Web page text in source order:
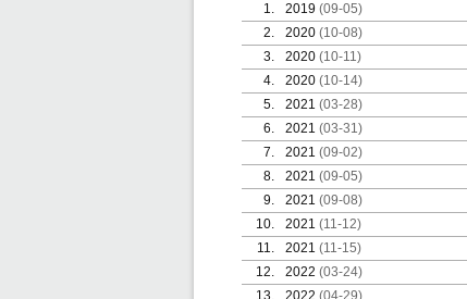
1.
2019 (09-05)
2.
2020 (10-08)
3.
2020 (10-11)
4.
2020 (10-14)
5.
2021 (03-28)
6.
2021 (03-31)
7.
2021 (09-02)
8.
2021 (09-05)
9.
2021 (09-08)
10.
2021 (11-12)
11.
2021 (11-15)
12.
2022 (03-24)
13.
2022 (04-29)